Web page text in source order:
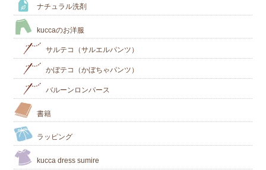
ナチュラル洗剤
kuccaのお洋服
サルテコ（サルエルパンツ）
かぼテコ（かぼちゃパンツ）
バルーンロンパース
書籍
ラッピング
kucca dress sumire